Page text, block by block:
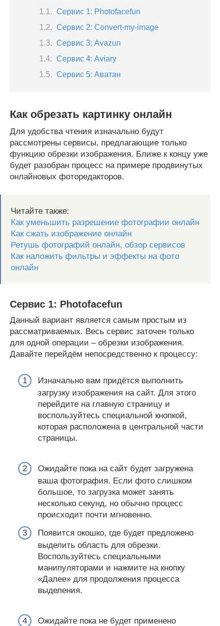
Сервис 1: Photofacefun
Сервис 2: Convert-my-image
Сервис 3: Avazun
Сервис 4: Aviary
Сервис 5: Аватан
Как обрезать картинку онлайн
Для удобства чтения изначально будут
рассмотрены сервисы, предлагающие только
функцию обрезки изображения. Ближе к концу уже
будет разобран процесс на примере продвинутых
онлайновых фоторедакторов.
Читайте также:
Как уменьшить разрешение фотографии онлайн
Как сжать изображение онлайн
Ретушь фотографий онлайн, обзор сервисов
Как наложить фильтры и эффекты на фото
онлайн
Сервис 1: Photofacefun
Данный вариант является самым простым из
рассматриваемых. Весь сервис заточен только
для одной операции – обрезки изображения.
Давайте перейдём непосредственно к процессу:
Изначально вам придётся выполнить
загрузку изображения на сайт. Для этого
перейдите на главную страницу и
воспользуйтесь специальной кнопкой,
которая расположена в центральной части
страницы.
Ожидайте пока на сайт будет загружена
ваша фотография. Если фото слишком
большое, то загрузка может занять
несколько секунд, но обычно процесс
происходит почти мгновенно.
Появится окошко, где будет предложено
выделить область для обрезки.
Воспользуйтесь специальными
манипуляторами и нажмите на кнопку
«Далее» для продолжения процесса
выделения.
Ожидайте пока не будет применено